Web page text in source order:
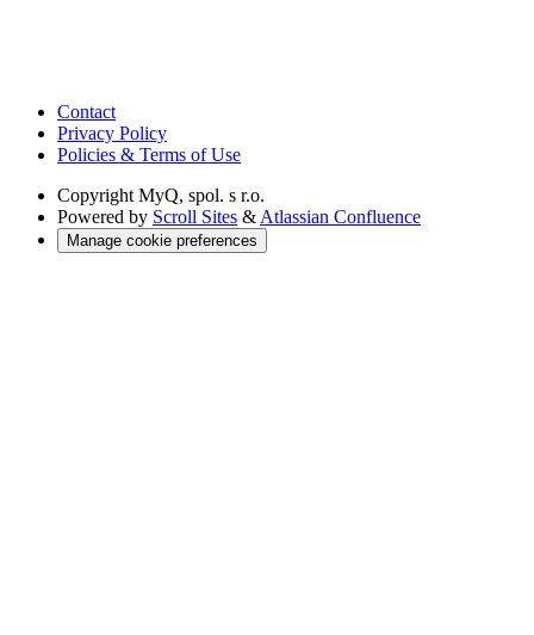
Contact
Privacy Policy
Policies & Terms of Use
Copyright MyQ, spol. s r.o.
Powered by Scroll Sites & Atlassian Confluence
Manage cookie preferences